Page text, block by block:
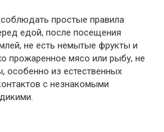
простые правила
едой, после посещения
не есть немытые фрукты и
прожаренное мясо или рыбу, не
особенно из естественных
с незнакомыми